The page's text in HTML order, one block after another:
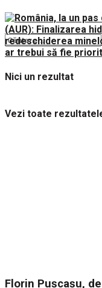
Nici un rezultat
Vezi toate
Florin Pușcașu,